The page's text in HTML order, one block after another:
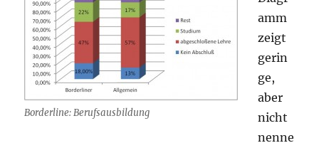
Borderline: Berufsausbildung
amm
zeigt
gerin
ge,
aber
nicht
nenne